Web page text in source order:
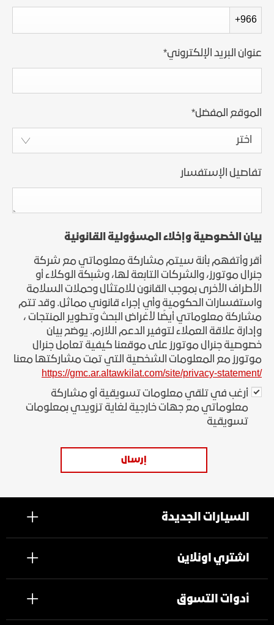
+966
عنوان البريد الإلكتروني*
الموقع المفضل*
اختر
تفاصيل الإستفسار
بيان الخصوصية وإخلاء المسؤولية القانونية
أقر وأتفهم بأنة سيتم مشاركة معلوماتي مع شركة
جنرال موتورز، والشركات التابعة لها، وشبكة الوكلاء أو
الأطراف الأخرى بموجب القانون للامتثال وحملات السلامة
واستفسارات الحكومية وأي إجراء قانوني مماثل. وقد تتم
مشاركة معلوماتي أيضًا لأغراض البحث وتطوير المنتجات ،
وإدارة علاقة العملاء لتوفير الدعم اللازم. يوضح بيان
خصوصية جنرال موتورز على موقعنا كيفية تعامل جنرال
موتورز مع المعلومات الشخصية التي تمت مشاركتها معنا
/
https://gmc.ar.altawkilat.com/site/privacy-statement
أرغب في تلقي معلومات تسويقية أو مشاركة
معلوماتي مع جهات خارجية لغاية تزويدي بمعلومات
تسويقية
إرسال
السيارات الجديدة
اشتري اونلاين
أدوات التسوق